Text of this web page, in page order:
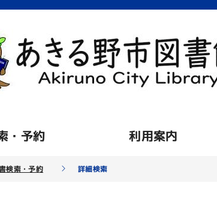
・予約 利用案内
検索・予約 詳細検索